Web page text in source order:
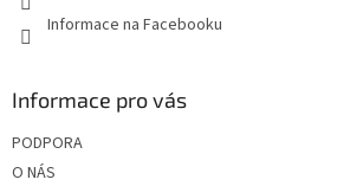
Informace na Facebooku
Informace pro vás
PODPORA
O NÁS